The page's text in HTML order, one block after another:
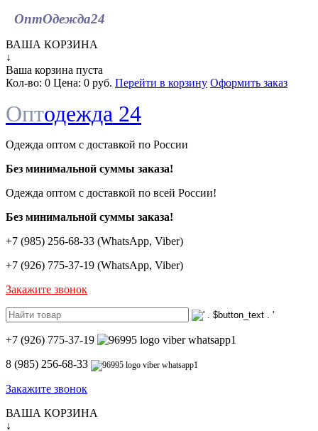
ОптОдежда24
ВАША КОРЗИНА
↓
Ваша корзина пуста
Кол-во: 0 Цена: 0 руб. Перейти в корзину Оформить заказ
Оптодежда 24
Одежда оптом с доставкой по России
Без минимальной суммы заказа!
Одежда оптом c доставкой по всей России!
Без минимальной суммы заказа!
+7 (985) 256-68-33 (WhatsApp, Viber)
+7 (926) 775-37-19 (WhatsApp, Viber)
Закажите звонок
+7 (926) 775-37-19
8 (985) 256-68-33
Закажите звонок
ВАША КОРЗИНА
↓